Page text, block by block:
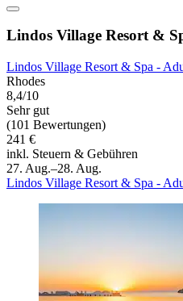
Lindos Village Resort &
Lindos Village Resort & Spa -
Rhodes
8,4/10
Sehr gut
(101 Bewertungen)
241 €
inkl. Steuern & Gebühren
27. Aug.–28. Aug.
Lindos Village Resort & Spa -